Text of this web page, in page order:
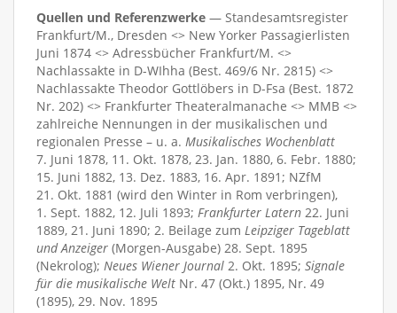
Quellen und Referenzwerke — Standesamtsregister
Frankfurt/M., Dresden <> New Yorker Passagierlisten
Juni 1874 <> Adressbücher Frankfurt/M. <>
Nachlassakte in D-WIhha (Best. 469/6 Nr. 2815) <>
Nachlassakte Theodor Gottlöbers in D-Fsa (Best. 1872
Nr. 202) <> Frankfurter Theateralmanache <> MMB <>
zahlreiche Nennungen in der musikalischen und
regionalen Presse – u. a. Musikalisches Wochenblatt
7. Juni 1878, 11. Okt. 1878, 23. Jan. 1880, 6. Febr. 1880;
15. Juni 1882, 13. Dez. 1883, 16. Apr. 1891; NZfM
21. Okt. 1881 (wird den Winter in Rom verbringen),
1. Sept. 1882, 12. Juli 1893; Frankfurter Latern 22. Juni
1889, 21. Juni 1890; 2. Beilage zum Leipziger Tageblatt
und Anzeiger (Morgen-Ausgabe) 28. Sept. 1895
(Nekrolog); Neues Wiener Journal 2. Okt. 1895; Signale
für die musikalische Welt Nr. 47 (Okt.) 1895, Nr. 49
(1895), 29. Nov. 1895